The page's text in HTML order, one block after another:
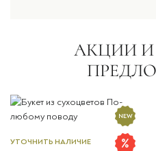
АКЦИИ И
УТОЧНИТЬ НАЛИЧИЕ